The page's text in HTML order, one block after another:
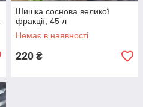
Шишка соснова великої
фракції, 45 л
Немає в наявності
220 ₴